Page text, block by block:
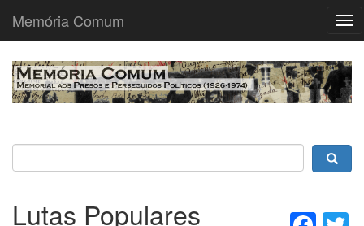
Passar
para
Memória Comum
Lutas Populares